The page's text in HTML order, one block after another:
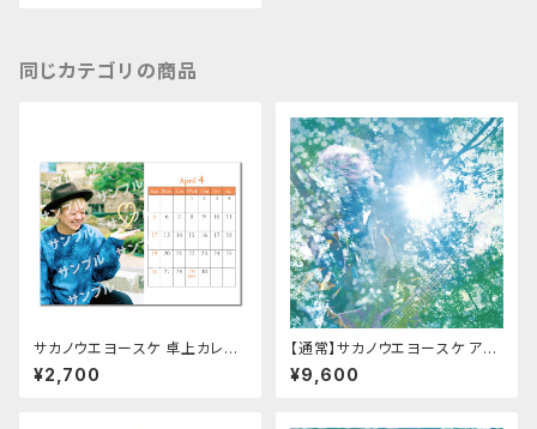
同じカテゴリの商品
サカノウエヨースケ 卓上カレン
ダー
¥2,700
【通常】サカノウエヨースケ アル
バム「Hello!! Sunshine, Beau
tiful」
¥9,600